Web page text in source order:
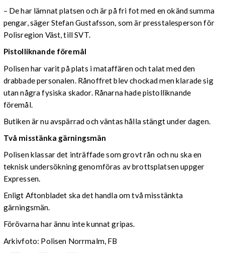
– De har lämnat platsen och är på fri fot med en okänd summa
pengar, säger Stefan Gustafsson, som är presstalesperson för
Polisregion Väst, till SVT.
Pistolliknande föremål
Polisen har varit på plats i mataffären och talat med den
drabbade personalen. Rånoffret blev chockad men klarade sig
utan några fysiska skador. Rånarna hade pistolliknande
föremål.
Butiken är nu avspärrad och väntas hålla stängt under dagen.
Två misstänka gärningsmän
Polisen klassar det inträffade som grovt rån och nu ska en
teknisk undersökning genomföras av brottsplatsen uppger
Expressen.
Enligt Aftonbladet ska det handla om två misstänkta
gärningsmän.
Förövarna har ännu inte kunnat gripas.
Arkivfoto: Polisen Norrmalm, FB